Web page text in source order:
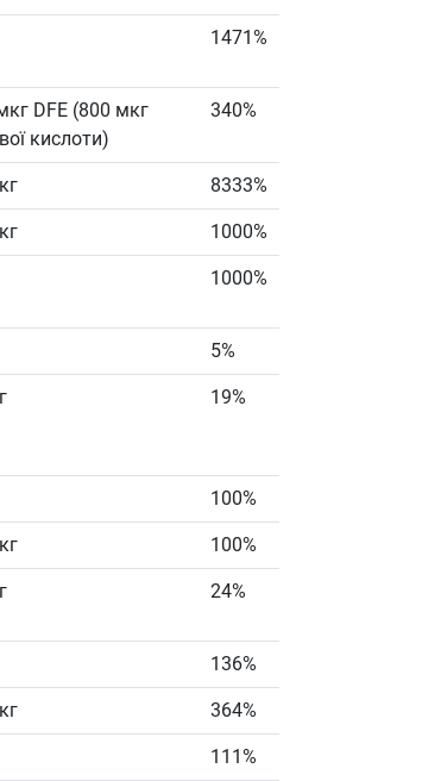
1471%
DFE (800 мкг
кислоти)
340%
8333%
1000%
1000%
5%
19%
100%
100%
24%
136%
364%
111%